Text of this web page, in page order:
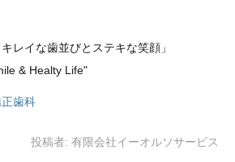
キレイな歯並びとステキな笑顔 」
& Healty Life"
歯科
投稿者: 有限会社イーオルソサービス